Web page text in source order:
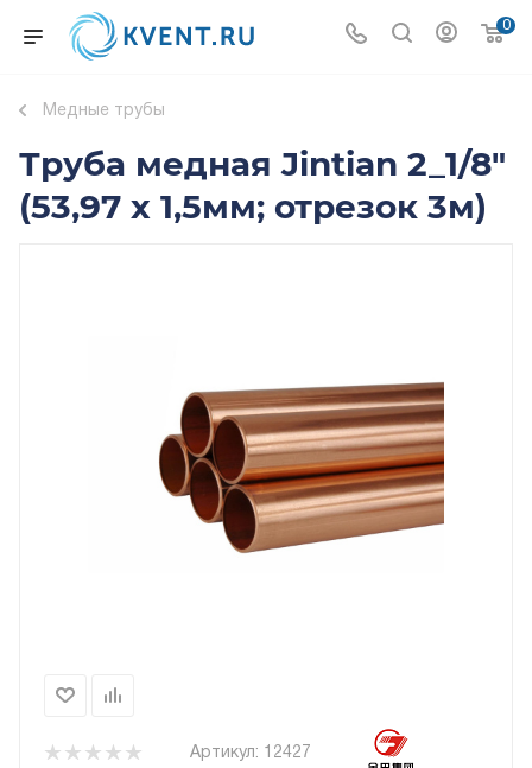
0
Медные трубы
Труба медная Jintian 2_1/8"
(53,97 х 1,5мм; отрезок 3м)
Артикул: 12427